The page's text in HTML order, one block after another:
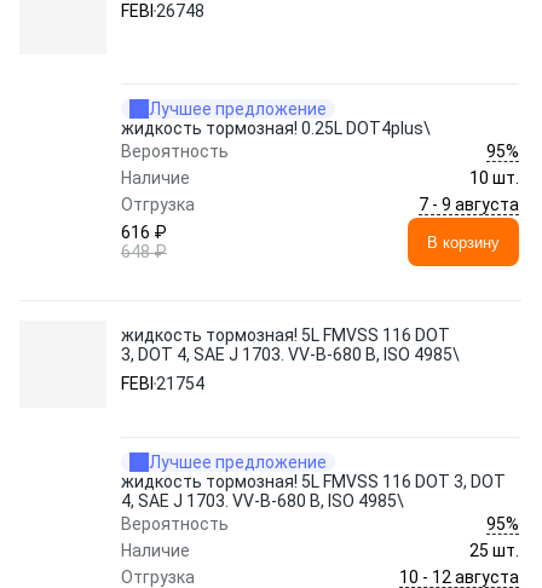
FEBI 26748
Лучшее предложение
жидкость тормозная! 0.25L DOT4plus\
Вероятность
95%
Наличие
10 шт.
Отгрузка
7 - 9 августа
616 ₽
648 ₽
В корзину
жидкость тормозная! 5L FMVSS 116 DOT
3, DOT 4, SAE J 1703. VV-B-680 B, ISO 4985\
FEBI 21754
Лучшее предложение
жидкость тормозная! 5L FMVSS 116 DOT 3, DOT
4, SAE J 1703. VV-B-680 B, ISO 4985\
Вероятность
95%
Наличие
25 шт.
Отгрузка
10 - 12 августа